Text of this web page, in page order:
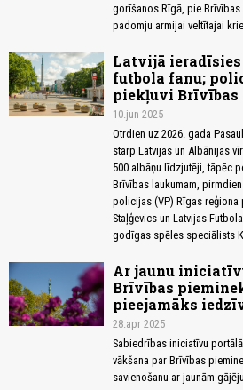
gorīšanos Rīgā, pie
padomju armijai veltītajai
Latvijā ieradīsies
futbola fanu;
piekļuvi
10.jun 2025
Otrdien uz 2026. gada
starp Latvijas un Albānijas
500 albāņu līdzjutēji, tāpēc
Brīvības laukumam,
policijas (VP) Rīgas
Staļģevics un Latvijas
godīgas spēles speciālists
Ar jaunu
Brīvības
pieejamāks
28.apr 2025
Sabiedrības iniciatīvu
vākšana par Brīvības
savienošanu ar jaunām